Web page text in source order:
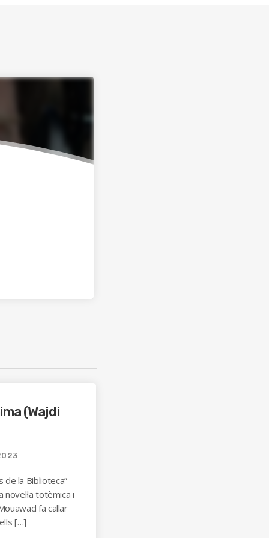
(Wajdi
de la Biblioteca”
novel·la totèmica i
fa callar
[…]